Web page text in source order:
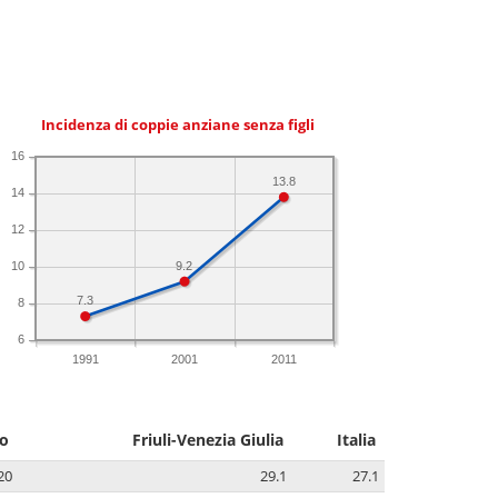
Incidenza di coppie anziane senza figli
1991 2001 2011
6
8
10
12
14
16
13.8
9.2
7.3
Friuli-Venezia Giulia Italia
29.1
27.1